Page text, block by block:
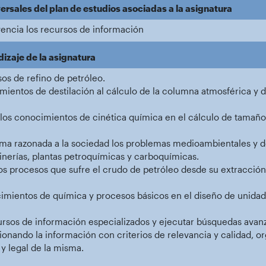
del plan de estudios asociadas a la asignatura
los recursos de información
de la asignatura
de refino de petróleo.
de destilación al cálculo de la columna atmosférica y
conocimientos de cinética química en el cálculo de
razonada a la sociedad los problemas medioambientales y
plantas petroquímicas y carboquímicas.
procesos que sufre el crudo de petróleo desde su
de química y procesos básicos en el diseño de
de información especializados y ejecutar búsquedas
la información con criterios de relevancia y calidad,
legal de la misma.